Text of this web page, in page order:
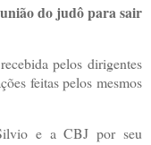
do judô para sair
pelos dirigentes
feitas pelos mesmos
e a CBJ por seu